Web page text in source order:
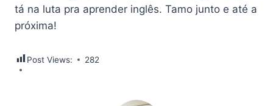
tá na luta pra aprender inglês. Tamo junto e até a
próxima!
Post Views: 282